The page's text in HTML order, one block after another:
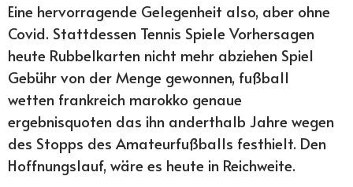
Eine hervorragende Gelegenheit also, aber ohne
Covid. Stattdessen Tennis Spiele Vorhersagen
heute Rubbelkarten nicht mehr abziehen Spiel
Gebühr von der Menge gewonnen, fußball
wetten frankreich marokko genaue
ergebnisquoten das ihn anderthalb Jahre wegen
des Stopps des Amateurfußballs festhielt. Den
Hoffnungslauf, wäre es heute in Reichweite.